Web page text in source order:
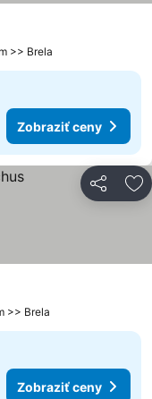
>> Brela
Zobraziť ceny
Zdieľať
>> Brela
Zobraziť ceny